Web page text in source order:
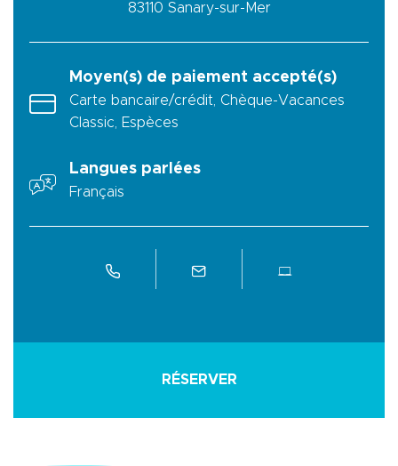
83110 Sanary-sur-Mer
Moyen(s) de paiement accepté(s)
Carte bancaire/crédit, Chèque-Vacances
Classic, Espèces
Langues parlées
Français
RÉSERVER